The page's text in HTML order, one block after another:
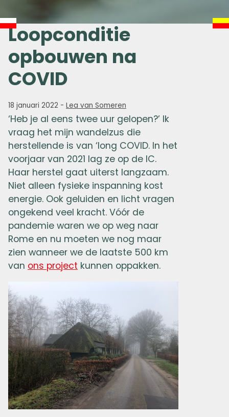
Loopconditie
opbouwen na
COVID
18 januari 2022 - Lea van Someren
‘Heb je al eens twee uur gelopen?’ Ik
vraag het mijn wandelzus die
herstellende is van ‘long COVID. In het
voorjaar van 2021 lag ze op de IC.
Haar herstel gaat uiterst langzaam.
Niet alleen fysieke inspanning kost
energie. Ook geluiden en licht vragen
ongekend veel kracht. Vóór de
pandemie waren we op weg naar
Rome en nu moeten we nog maar
zien wanneer we de laatste 500 km
van ons project kunnen oppakken.